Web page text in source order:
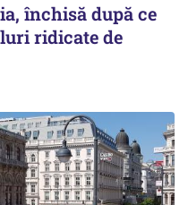
închisă după ce
ridicate de